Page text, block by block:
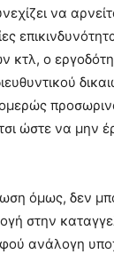
να
κτλ, ο
ώστε να μην
όμως, δεν
στην
ανάλογη